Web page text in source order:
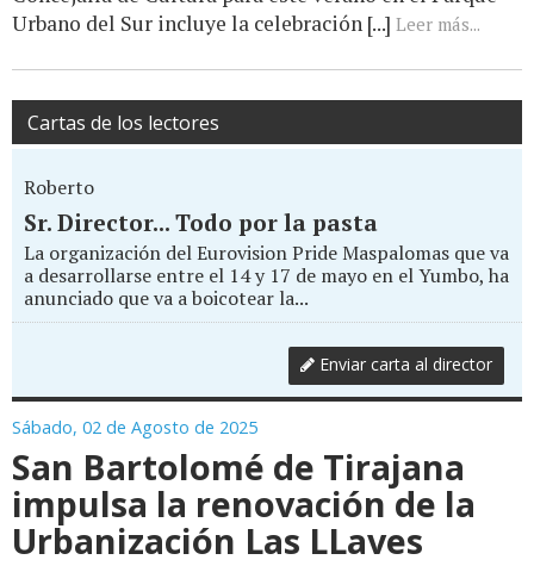
Urbano del Sur incluye la celebración [...] Leer más...
Cartas de los lectores
Roberto
Sr. Director... Todo por la pasta
La organización del Eurovision Pride Maspalomas que va
a desarrollarse entre el 14 y 17 de mayo en el Yumbo, ha
anunciado que va a boicotear la...
Enviar carta al director
Sábado, 02 de Agosto de 2025
San Bartolomé de Tirajana
impulsa la renovación de la
Urbanización Las LLaves